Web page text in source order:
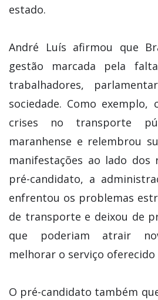
estado.
André Luís afirmou que
gestão marcada pela
trabalhadores,
sociedade. Como exemplo,
crises no transporte
maranhense e relembrou
manifestações ao lado dos
pré-candidato, a
enfrentou os problemas
de transporte e deixou de
que poderiam atrair
melhorar o serviço oferecido
O pré-candidato também